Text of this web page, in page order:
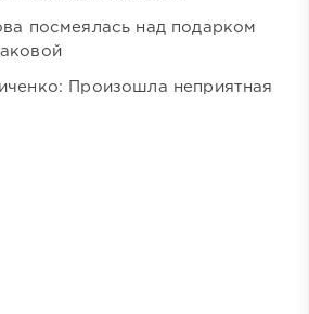
посмеялась над подарком
Произошла неприятная